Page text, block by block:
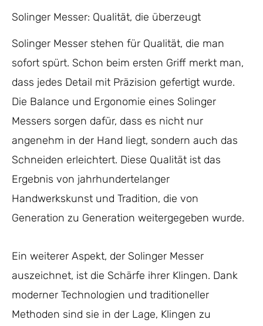
Solinger Messer: Qualität, die überzeugt
Solinger Messer stehen für Qualität, die man
sofort spürt. Schon beim ersten Griff merkt man,
dass jedes Detail mit Präzision gefertigt wurde.
Die Balance und Ergonomie eines Solinger
Messers sorgen dafür, dass es nicht nur
angenehm in der Hand liegt, sondern auch das
Schneiden erleichtert. Diese Qualität ist das
Ergebnis von jahrhundertelanger
Handwerkskunst und Tradition, die von
Generation zu Generation weitergegeben wurde.
Ein weiterer Aspekt, der Solinger Messer
auszeichnet, ist die Schärfe ihrer Klingen. Dank
moderner Technologien und traditioneller
Methoden sind sie in der Lage, Klingen zu